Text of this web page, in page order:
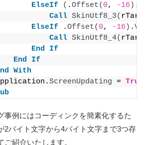
ElseIf
( .Offset( 0, -16 ) .
Call SkinUtf8_3(
ElseIf .Offset( 0, -16 ) .
Call SkinUtf8_4(
End
If
End
If
With
ScreenUpdating = True
事例にはコーディンクを簡素化するた
2バイト文字から4バイト文字まで3つ存
紹介いたします。